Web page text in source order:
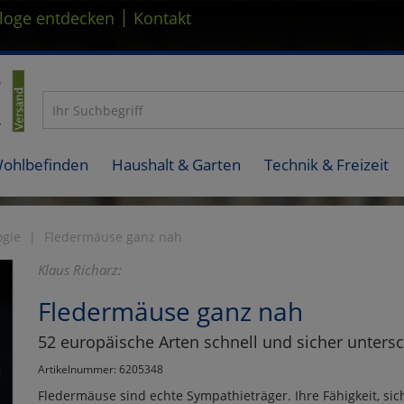
entdecken | Kontakt
Haushalt & Garten Technik & Freizeit
Fledermäuse ganz nah
Klaus Richarz:
Fledermäuse ganz nah
52 europäische Arten schnell und sicher
Artikelnummer: 6205348
Fledermäuse sind echte Sympathieträger. Ihre Fähigkeit,